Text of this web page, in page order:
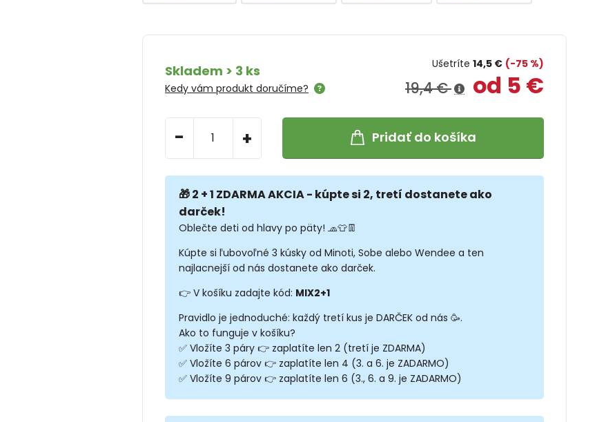
Skladem > 3 ks
Kedy vám produkt doručíme?
Ušetríte14,5 € (-75 %)
19,4 € od 5 €
- + Pridať do košíka
🎁 2 + 1 ZDARMA AKCIA - kúpte si 2, tretí dostanete ako
darček!
Oblečte deti od hlavy po päty! 🧢👕👖
Kúpte si ľubovoľné 3 kúsky od Minoti, Sobe alebo Wendee a ten
najlacnejší od nás dostanete ako darček.
👉 V košíku zadajte kód: MIX2+1
Pravidlo je jednoduché: každý tretí kus je DARČEK od nás 🥳.
Ako to funguje v košíku?
✅ Vložíte 3 páry 👉 zaplatíte len 2 (tretí je ZDARMA)
✅ Vložíte 6 párov 👉 zaplatíte len 4 (3. a 6. je ZADARMO)
✅ Vložíte 9 párov 👉 zaplatíte len 6 (3., 6. a 9. je ZADARMO)